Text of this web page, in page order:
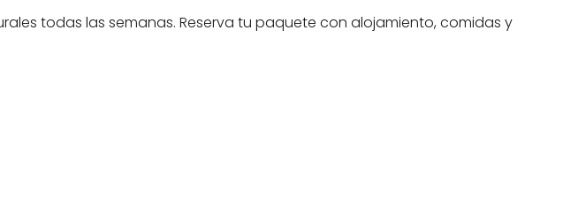
todas las semanas. Reserva tu paquete con alojamiento, comidas y